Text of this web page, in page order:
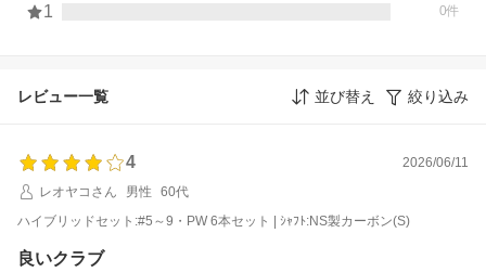
1 0件
レビュー一覧 並び替え 絞り込み
4
2026/06/11
レオヤコさん
男性
60代
ハイブリッドセット:#5～9・PW 6本セット | ｼｬﾌﾄ:NS製カーボン(S)
良いクラブ